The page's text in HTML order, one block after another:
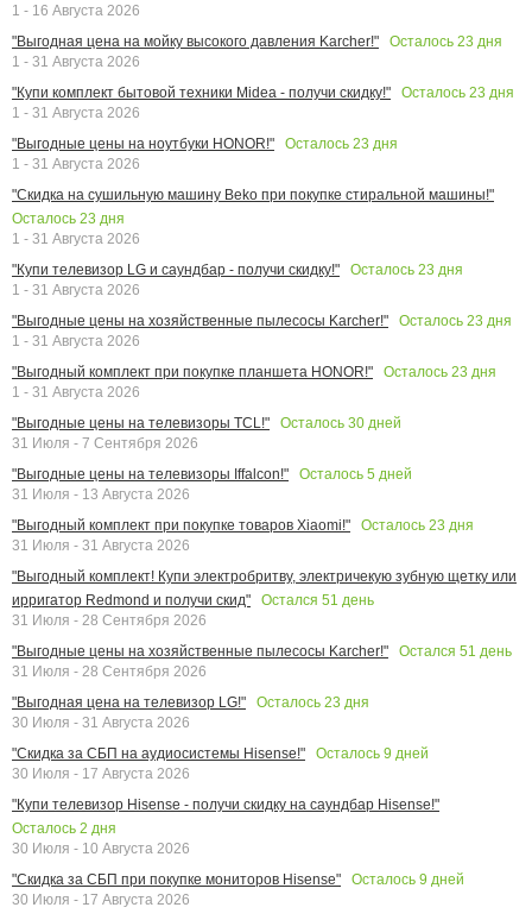
1 - 16 Августа 2026
"Выгодная цена на мойку высокого давления Karcher!"
Осталось 23 дня
1 - 31 Августа 2026
"Купи комплект бытовой техники Midea - получи скидку!"
Осталось 23 дня
1 - 31 Августа 2026
"Выгодные цены на ноутбуки HONOR!"
Осталось 23 дня
1 - 31 Августа 2026
"Скидка на сушильную машину Beko при покупке стиральной машины!"
Осталось 23 дня
1 - 31 Августа 2026
"Купи телевизор LG и саундбар - получи скидку!"
Осталось 23 дня
1 - 31 Августа 2026
"Выгодные цены на хозяйственные пылесосы Karcher!"
Осталось 23 дня
1 - 31 Августа 2026
"Выгодный комплект при покупке планшета HONOR!"
Осталось 23 дня
1 - 31 Августа 2026
"Выгодные цены на телевизоры TCL!"
Осталось 30 дней
31 Июля - 7 Сентября 2026
"Выгодные цены на телевизоры Iffalcon!"
Осталось 5 дней
31 Июля - 13 Августа 2026
"Выгодный комплект при покупке товаров Xiaomi!"
Осталось 23 дня
31 Июля - 31 Августа 2026
"Выгодный комплект! Купи электробритву, электричекую зубную щетку или
ирригатор Redmond и получи скид"
Остался 51 день
31 Июля - 28 Сентября 2026
"Выгодные цены на хозяйственные пылесосы Karcher!"
Остался 51 день
31 Июля - 28 Сентября 2026
"Выгодная цена на телевизор LG!"
Осталось 23 дня
30 Июля - 31 Августа 2026
"Скидка за СБП на аудиосистемы Hisense!"
Осталось 9 дней
30 Июля - 17 Августа 2026
"Купи телевизор Hisense - получи скидку на саундбар Hisense!"
Осталось 2 дня
30 Июля - 10 Августа 2026
"Скидка за СБП при покупке мониторов Hisense"
Осталось 9 дней
30 Июля - 17 Августа 2026